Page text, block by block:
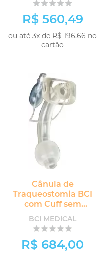
R$ 560,49
ou até 3x de R$ 196,66 no
cartão
Cânula de
Traqueostomia BCI
com Cuff sem
Fenestra e Cânula
Interna
BCI MEDICAL
R$ 684,00